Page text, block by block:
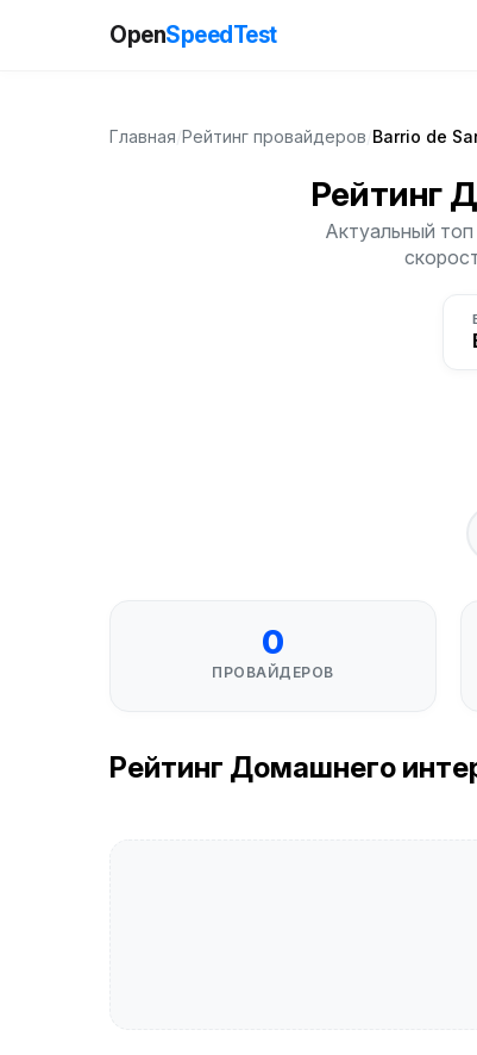
OpenSpeedTest
Главная Рейтинг провайдеров Barrio de
Рейтинг
Актуальный
0
ПРОВАЙДЕРОВ
Рейтинг Домашнего